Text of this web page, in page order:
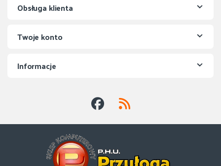
Obsługa klienta
Twoje konto
Informacje